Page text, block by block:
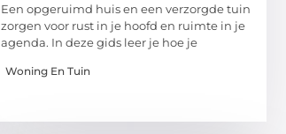
Een opgeruimd huis en een verzorgde tuin
zorgen voor rust in je hoofd en ruimte in je
agenda. In deze gids leer je hoe je
Woning En Tuin